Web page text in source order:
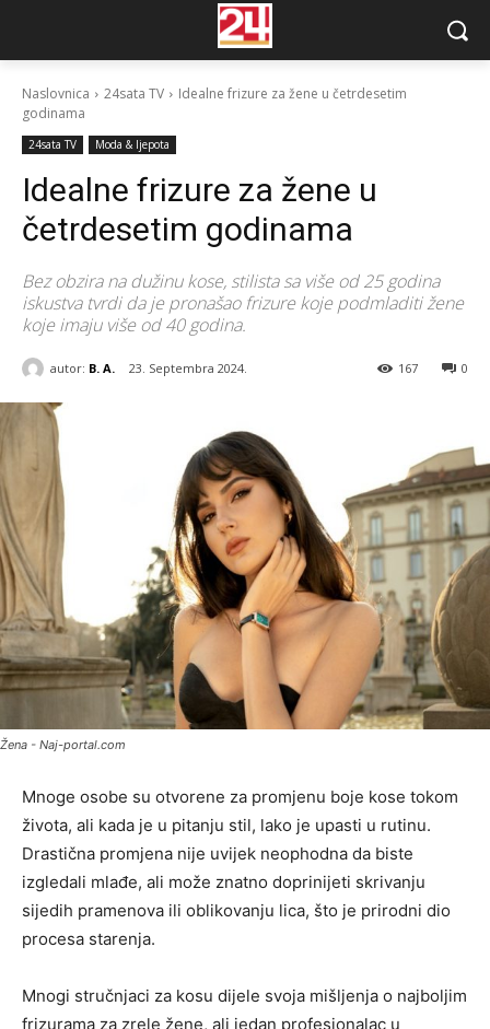
Naslovnica 24sata TV
Idealne frizure za žene u četrdesetim
godinama
24sata TV Moda & ljepota
Idealne frizure za žene u
četrdesetim godinama
Bez obzira na dužinu kose, stilista sa više od 25 godina
iskustva tvrdi da je pronašao frizure koje podmladiti žene
koje imaju više od 40 godina.
autor: B. A. 23. Septembra 2024. 0
167
Žena - Naj-portal.com
Mnoge osobe su otvorene za promjenu boje kose tokom
života, ali kada je u pitanju stil, lako je upasti u rutinu.
Drastična promjena nije uvijek neophodna da biste
izgledali mlađe, ali može znatno doprinijeti skrivanju
sijedih pramenova ili oblikovanju lica, što je prirodni dio
procesa starenja.
Mnogi stručnjaci za kosu dijele svoja mišljenja o najboljim
frizurama za zrele žene, ali jedan profesionalac u